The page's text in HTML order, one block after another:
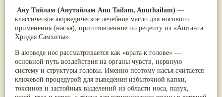
Ану Тайлам (Анутайлам Anu Tailam, Anuthailam) —
классическое аюрведическое лечебное масло для носового
применения (насъя), приготовленное по рецепту из «Аштанга
Хридая Самхиты»
В аюрведе нос рассматривается как «врата к голове» —
основной путь воздействия на органы чувств, нервную
систему и структуры головы. Именно поэтому насъя считается
ключевой процедурой для выведения избыточной капхи,
токсинов и застойных выделений из области носа, пазух,
Кутаджа(3)
Кширабала(3)
Лив 52(3)
more...
Лодхра(14)
Моринга(14)
Перец кубеба(14)
Сахарный тростник
Гвоздика
Мезуя железная
(13)
Пажитник